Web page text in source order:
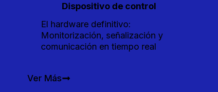
Dispositivo de control
El hardware definitivo:
Monitorización, señalización y
comunicación en tiempo real
Ver Más